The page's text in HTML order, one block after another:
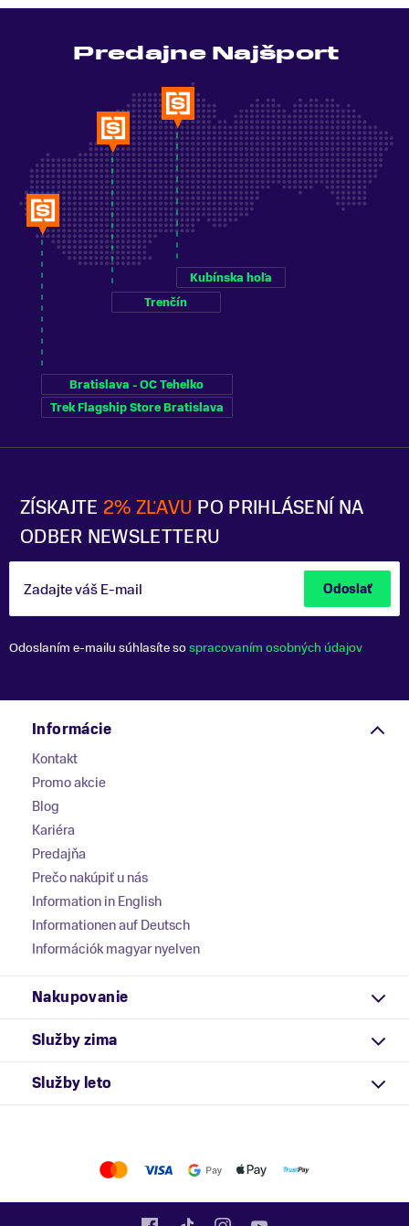
ZÍSKAJTE 2% ZĽAVU PO PRIHLÁSENÍ NA
ODBER NEWSLETTERU
Zadajte váš E-mail Odoslať
Odoslaním e-mailu súhlasíte sospracovaním osobných údajov
Predajne Najšport
Bratislava - OC Tehelko
Trek Flagship Store Bratislava
Trenčín
Kubínska hoľa
Informácie
Kontakt
Promo akcie
Blog
Kariéra
Predajňa
Prečo nakúpiť u nás
Information in English
Informationen auf Deutsch
Információk magyar nyelven
Nakupovanie
Služby zima
Služby leto